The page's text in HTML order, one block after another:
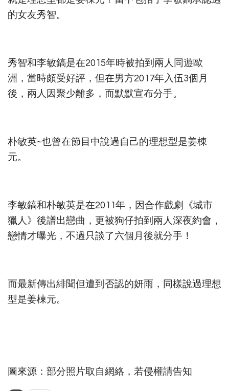
的女友秀智。
秀智和李敏鎬是在2015年時被拍到兩人同遊歐
洲，當時頗受好評，但在男方2017年入伍3個月
後，兩人因聚少離多，而默默宣布分手。
朴敏英~也曾在節目中說過自己的理想型是姜棟
元。
李敏鎬和朴敏英是在2011年，因合作戲劇《城市
獵人》後譜出戀曲，更被狗仔拍到兩人深夜約會，
戀情才曝光，不過只談了六個月後就分手！
而最新傳出緋聞但遭到否認的妍雨，同樣說過理想
型是姜棟元。
圖來源：部分照片取自網絡，若侵權請告知